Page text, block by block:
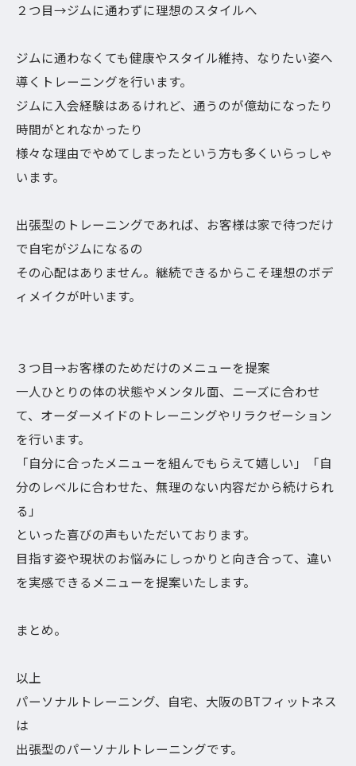
２つ目→ジムに通わずに理想のスタイルへ
ジムに通わなくても健康やスタイル維持、なりたい姿へ
導くトレーニングを行います。
ジムに入会経験はあるけれど、通うのが億劫になったり
時間がとれなかったり
様々な理由でやめてしまったという方も多くいらっしゃ
います。
出張型のトレーニングであれば、お客様は家で待つだけ
で自宅がジムになるの
その心配はありません。継続できるからこそ理想のボデ
ィメイクが叶います。
３つ目→お客様のためだけのメニューを提案
一人ひとりの体の状態やメンタル面、ニーズに合わせ
て、オーダーメイドのトレーニングやリラクゼーション
を行います。
「自分に合ったメニューを組んでもらえて嬉しい」「自
分のレベルに合わせた、無理のない内容だから続けられ
る」
といった喜びの声もいただいております。
目指す姿や現状のお悩みにしっかりと向き合って、違い
を実感できるメニューを提案いたします。
まとめ。
以上
パーソナルトレーニング、自宅、大阪のBTフィットネス
は
出張型のパーソナルトレーニングです。